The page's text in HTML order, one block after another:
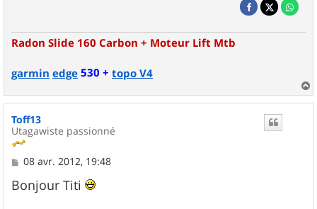
Radon Slide 160 Carbon + Moteur Lift Mtb
garmin edge530 + topo V4
a
u
Toff13
Utagawiste passionné
M
s
s
08 avr. 2012, 19:48
Bonjour Titi